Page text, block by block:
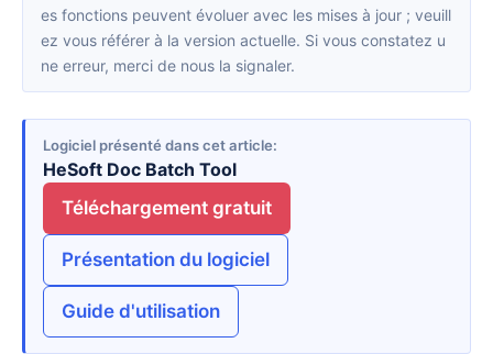
es fonctions peuvent évoluer avec les mises à jour ; veuill
ez vous référer à la version actuelle. Si vous constatez u
ne erreur, merci de nous la signaler.
Logiciel présenté dans cet article
HeSoft Doc Batch Tool
Téléchargement gratuit
Présentation du logiciel
Guide d'utilisation